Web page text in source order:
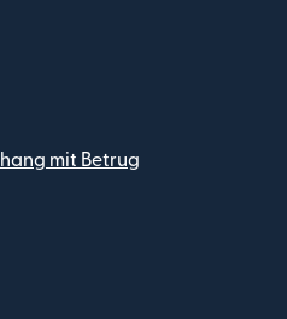
mit Betrug